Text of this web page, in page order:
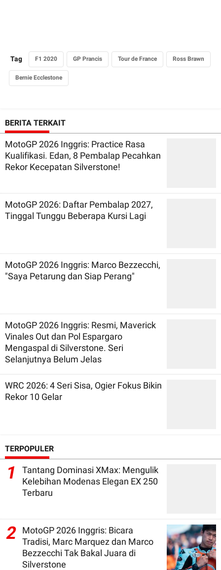
Tag F1 2020 GP Prancis Tour de France Ross Brawn
Bernie Ecclestone
BERITA TERKAIT
MotoGP 2026 Inggris: Practice Rasa
Kualifikasi. Edan, 8 Pembalap Pecahkan
Rekor Kecepatan Silverstone!
MotoGP 2026: Daftar Pembalap 2027,
Tinggal Tunggu Beberapa Kursi Lagi
MotoGP 2026 Inggris: Marco Bezzecchi,
"Saya Petarung dan Siap Perang"
MotoGP 2026 Inggris: Resmi, Maverick
Vinales Out dan Pol Espargaro
Mengaspal di Silverstone. Seri
Selanjutnya Belum Jelas
WRC 2026: 4 Seri Sisa, Ogier Fokus Bikin
Rekor 10 Gelar
TERPOPULER
1
Tantang Dominasi XMax: Mengulik
Kelebihan Modenas Elegan EX 250
Terbaru
2
MotoGP 2026 Inggris: Bicara
Tradisi, Marc Marquez dan Marco
Bezzecchi Tak Bakal Juara di
Silverstone